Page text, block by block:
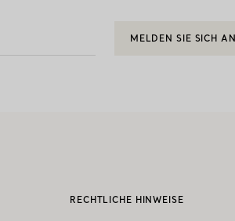
MELDEN SIE SICH AN
RECHTLICHE HINWEISE